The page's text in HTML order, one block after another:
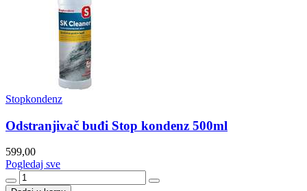
Stopkondenz
Odstranjivač buđi Stop kondenz 500ml
599,00
Pogledaj sve